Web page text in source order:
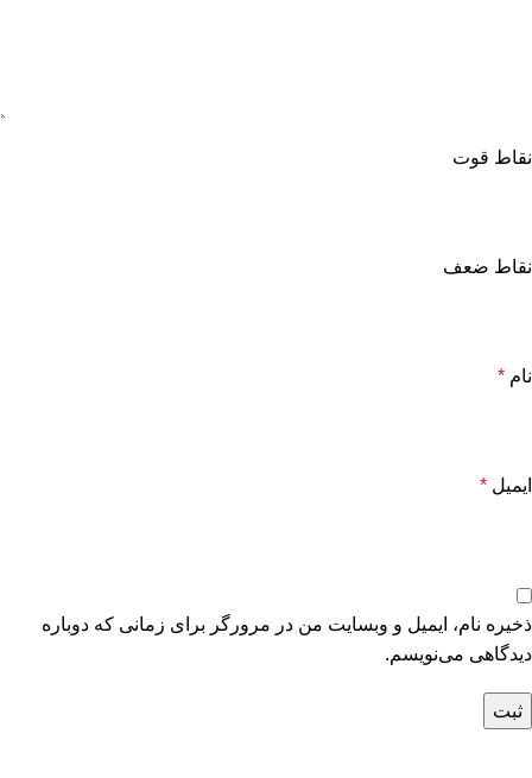
نقاط قوت
نقاط ضعف
نام *
ایمیل *
ذخیره نام، ایمیل و وبسایت من در مرورگر برای زمانی که دوباره
دیدگاهی می‌نویسم.